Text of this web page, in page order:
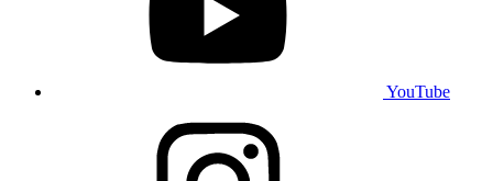
YouTube